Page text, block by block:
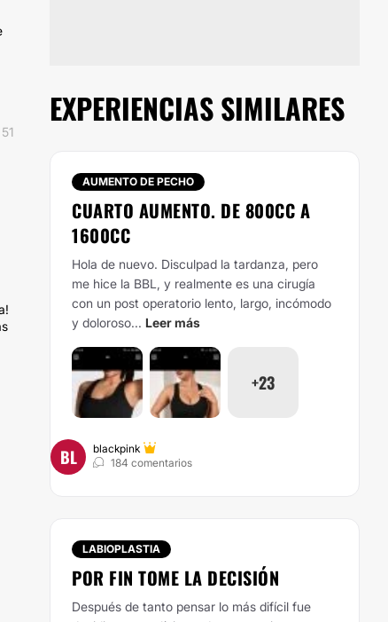
51
EXPERIENCIAS SIMILARES
AUMENTO DE PECHO
CUARTO AUMENTO. DE 800CC A
1600CC
Hola de nuevo. Disculpad la tardanza, pero
me hice la BBL, y realmente es una cirugía
con un post operatorio lento, largo, incómodo
y doloroso... Leer más
+23
BL
blackpink
184 comentarios
LABIOPLASTIA
POR FIN TOME LA DECISIÓN
Después de tanto pensar lo más difícil fue